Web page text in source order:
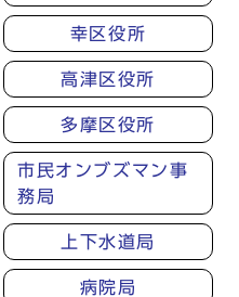
幸区役所
高津区役所
多摩区役所
市民オンブズマン事
務局
上下水道局
病院局